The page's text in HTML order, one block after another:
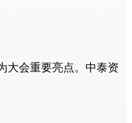
大会重要亮点。中泰资